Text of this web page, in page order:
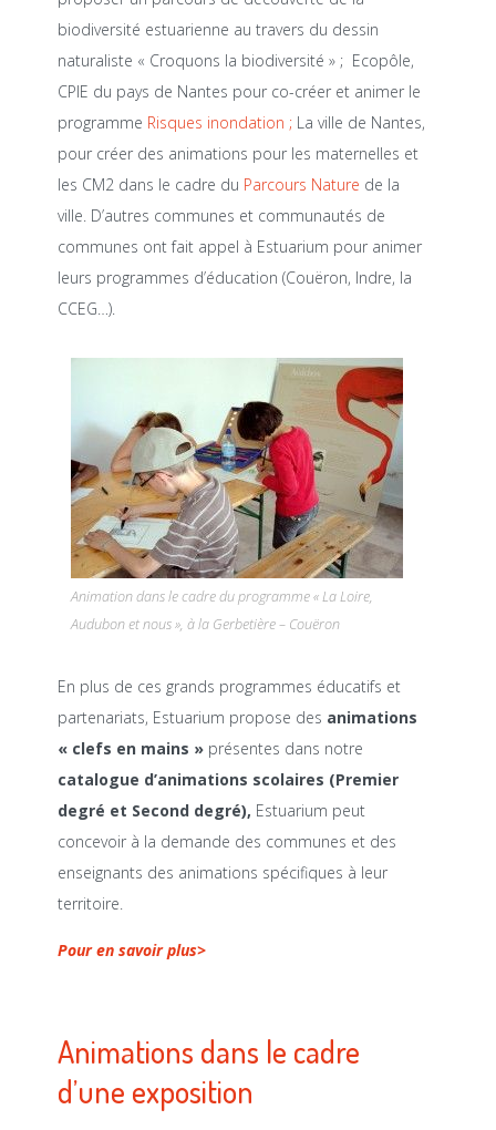
biodiversité estuarienne au travers du dessin
naturaliste « Croquons la biodiversité » ; Ecopôle,
CPIE du pays de Nantes pour co-créer et animer le
programme Risques inondation ; La ville de Nantes,
pour créer des animations pour les maternelles et
les CM2 dans le cadre du Parcours Nature de la
ville. D’autres communes et communautés de
communes ont fait appel à Estuarium pour animer
leurs programmes d’éducation (Couëron, Indre, la
CCEG…).
Animation dans le cadre du programme « La Loire,
Audubon et nous », à la Gerbetière – Couëron
En plus de ces grands programmes éducatifs et
partenariats, Estuarium propose des animations
« clefs en mains » présentes dans notre
catalogue d’animations scolaires (Premier
degré et Second degré), Estuarium peut
concevoir à la demande des communes et des
enseignants des animations spécifiques à leur
territoire.
Pour en savoir plus>
Animations dans le cadre
d’une exposition